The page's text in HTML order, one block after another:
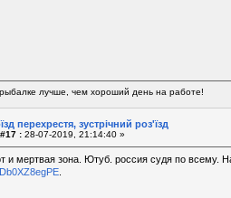
лучше, чем хороший день на работе!
перехрестя, зустрічний роз'їзд
: 28-07-2019, 21:14:40 »
и мертвая зона. Ютуб. россия судя по всему.